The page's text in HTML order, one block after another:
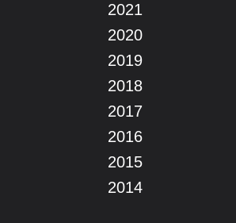
2021
2020
2019
2018
2017
2016
2015
2014